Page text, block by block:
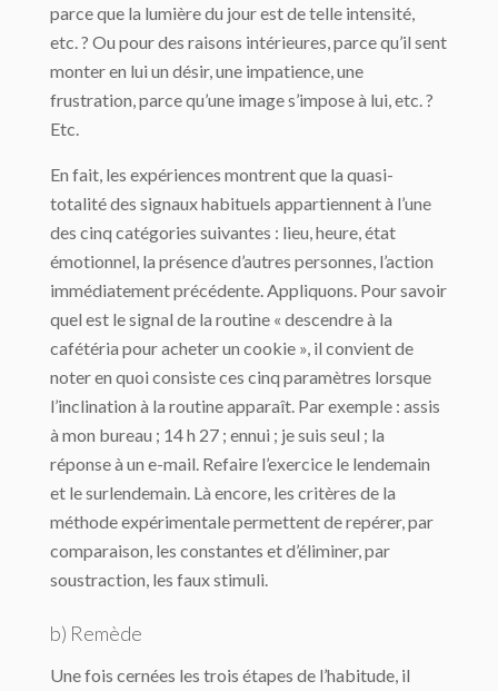
parce que la lumière du jour est de telle intensité,
etc. ? Ou pour des raisons intérieures, parce qu’il sent
monter en lui un désir, une impatience, une
frustration, parce qu’une image s’impose à lui, etc. ?
Etc.
En fait, les expériences montrent que la quasi-
totalité des signaux habituels appartiennent à l’une
des cinq catégories suivantes : lieu, heure, état
émotionnel, la présence d’autres personnes, l’action
immédiatement précédente. Appliquons. Pour savoir
quel est le signal de la routine « descendre à la
cafétéria pour acheter un cookie », il convient de
noter en quoi consiste ces cinq paramètres lorsque
l’inclination à la routine apparaît. Par exemple : assis
à mon bureau ; 14 h 27 ; ennui ; je suis seul ; la
réponse à un e-mail. Refaire l’exercice le lendemain
et le surlendemain. Là encore, les critères de la
méthode expérimentale permettent de repérer, par
comparaison, les constantes et d’éliminer, par
soustraction, les faux stimuli.
b) Remède
Une fois cernées les trois étapes de l’habitude, il